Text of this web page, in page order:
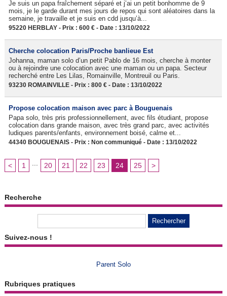
Je suis un papa fraîchement séparé et j’ai un petit bonhomme de 9
mois, je le garde durant mes jours de repos qui sont aléatoires dans la
semaine, je travaille et je suis en cdd jusqu’à...
95220 HERBLAY - Prix : 600 € - Date : 13/10/2022
Cherche colocation Paris/Proche banlieue Est
Johanna, maman solo d’un petit Pablo de 16 mois, cherche à monter
ou à rejoindre une colocation avec une maman ou un papa. Secteur
recherché entre Les Lilas, Romainville, Montreuil ou Paris.
93230 ROMAINVILLE - Prix : 800 € - Date : 13/10/2022
Propose colocation maison avec parc à Bouguenais
Papa solo, très pris professionnellement, avec fils étudiant, propose
colocation dans grande maison, avec très grand parc, avec activités
ludiques parents/enfants, environnement boisé, calme et...
44340 BOUGUENAIS - Prix : Non communiqué - Date : 13/10/2022
< 1 20 21 22 23 24 25 >
Recherche
Suivez-nous !
Parent Solo
Rubriques pratiques